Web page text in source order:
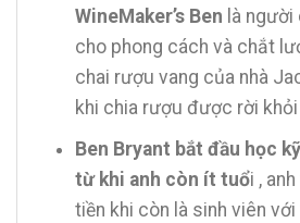
WineMaker’s Ben là
cho phong cách và chắt
chai rượu vang của nhà
khi chia rượu được rời khỏi
Ben Bryant bắt đầu học
từ khi anh còn ít tuổi ,
tiền khi còn là sinh viên